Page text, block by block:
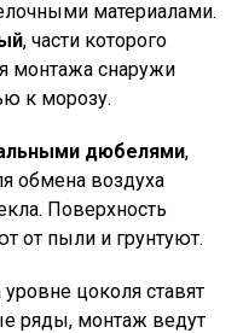
материалами.
, части которого
монтажа снаружи
к морозу.
дюбелями,
обмена воздуха
Поверхность
от пыли и грунтуют.
уровне цоколя ставят
ряды, монтаж ведут